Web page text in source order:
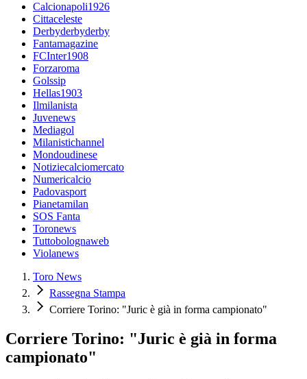
Calcionapoli1926
Cittaceleste
Derbyderbyderby
Fantamagazine
FCInter1908
Forzaroma
Golssip
Hellas1903
Ilmilanista
Juvenews
Mediagol
Milanistichannel
Mondoudinese
Notiziecalciomercato
Numericalcio
Padovasport
Pianetamilan
SOS Fanta
Toronews
Tuttobolognaweb
Violanews
Toro News
Rassegna Stampa
Corriere Torino: "Juric è già in forma campionato"
Corriere Torino: "Juric è già in forma
campionato"